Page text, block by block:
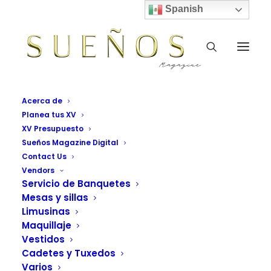
Acerca de
Planea tus XV
XV Presupuesto
Sueños Magazine Digital
Contact Us
Vendors
Servicio de Banquetes
Mesas y sillas
Limusinas
Maquillaje
Vestidos
Cadetes y Tuxedos
Varios
Home
Cabinas de fotos
Letras temáticas
Mesas y sillas de 15
STAGE
Spanish